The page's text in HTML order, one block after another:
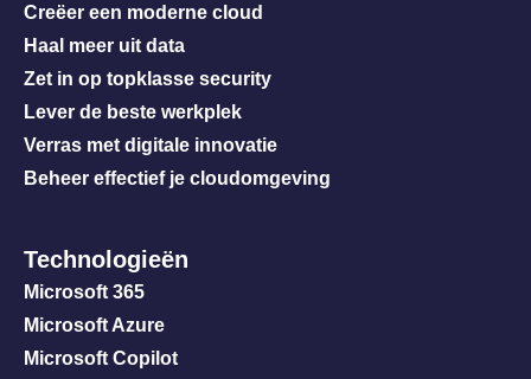
Creëer een moderne cloud
Haal meer uit data
Zet in op topklasse security
Lever de beste werkplek
Verras met digitale innovatie
Beheer effectief je cloudomgeving
Technologieën
Microsoft 365
Microsoft Azure
Microsoft Copilot